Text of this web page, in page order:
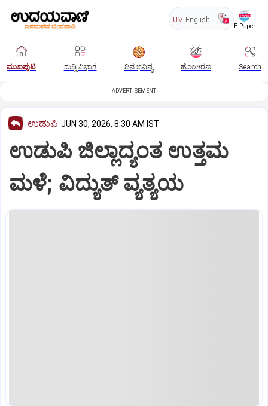
UV English
E-Paper
ಮುಖಪುಟ ಸುದ್ದಿ ವಿಭಾಗ ದಿನ ಭವಿಷ್ಯ ಹೊಂಗಿರಣ Search
ADVERTISEMENT
ಉಡುಪಿ JUN 30, 2026, 8:30 AM IST
ಉಡುಪಿ ಜಿಲ್ಲಾದ್ಯಂತ ಉತ್ತಮ
ಮಳೆ; ವಿದ್ಯುತ್‌ ವ್ಯತ್ಯಯ